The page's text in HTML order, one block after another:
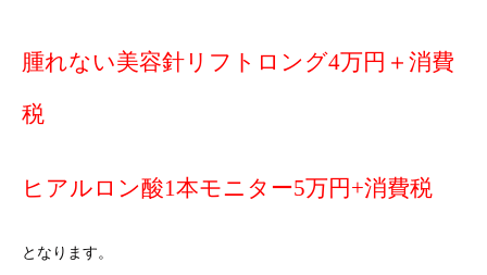
腫れない美容針リフトロング4万円＋消費
税
ヒアルロン酸1本モニター5万円+消費税
となります。